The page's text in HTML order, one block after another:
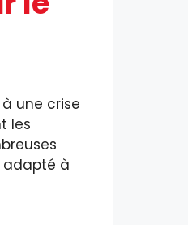
une crise
les
adapté à